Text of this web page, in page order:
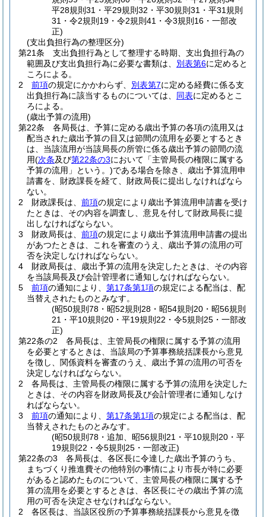
平28規則31・平29規則32・平30規則31・平31規則
31・令2規則19・令2規則41・令3規則16・一部改
正)
(支出負担行為の整理区分)
第21条
支出負担行為として整理する時期、支出負担行為の
範囲及び支出負担行為に必要な書類は、 別表第6に定めると
ころによる。
2
前項の規定にかかわらず、 別表第7に定める経費に係る支
出負担行為に該当するものについては、 同表に定めるとこ
ろによる。
(歳出予算の流用)
第22条
各局長は、予算に定める歳出予算の各項の流用又は
配当された歳出予算の目又は節間の流用を必要とするとき
は、当該流用が当該局長の所管に係る歳出予算の節間の流
用(次条及び第22条の3において「主管局長の権限に属する
予算の流用」という。)である場合を除き、歳出予算流用申
請書を、財政課長を経て、財政局長に提出しなければなら
ない。
2
財政課長は、 前項の規定により歳出予算流用申請書を受け
たときは、その内容を調査し、意見を付して財政局長に提
出しなければならない。
3
財政局長は、 前項の規定により歳出予算流用申請書の提出
があつたときは、これを審査のうえ、歳出予算の流用の可
否を決定しなければならない。
4
財政局長は、歳出予算の流用を決定したときは、その内容
を当該局長及び会計管理者に通知しなければならない。
5
前項の通知により、 第17条第1項の規定による配当は、配
当替えされたものとみなす。
(昭50規則78・昭52規則28・昭54規則20・昭56規則
21・平10規則20・平19規則22・令5規則25・一部改
正)
第22条の2
各局長は、主管局長の権限に属する予算の流用
を必要とするときは、当該局の予算事務統括課長から意見
を徴し、関係資料を審査のうえ、歳出予算の流用の可否を
決定しなければならない。
2
各局長は、主管局長の権限に属する予算の流用を決定した
ときは、その内容を財政局長及び会計管理者に通知しなけ
ればならない。
3
前項の通知により、 第17条第1項の規定による配当は、配
当替えされたものとみなす。
(昭50規則78・追加、昭56規則21・平10規則20・平
19規則22・令5規則25・一部改正)
第22条の3
各局長は、各区長に令達した歳出予算のうち、
まちづくり推進費その他特別の事情により市長が特に必要
があると認めたものについて、主管局長の権限に属する予
算の流用を必要とするときは、各区長にその歳出予算の流
用の可否を決定させなければならない。
2
各区長は、当該区役所の予算事務統括課長から意見を徴